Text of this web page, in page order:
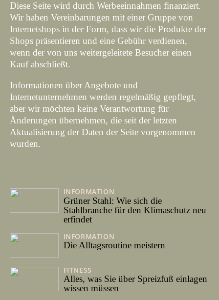
Diese Seite wird durch Werbeeinnahmen finanziert.
Wir haben Vereinbarungen mit einer Gruppe von
Internetshops in der Form, dass wir die Produkte der
Shops präsentieren und eine Gebühr verdienen,
wenn der von uns weitergeleitete Besucher einen
Kauf abschließt.
Informationen über Angebote und
Internetunternehmen werden regelmäßig gepflegt,
aber wir möchten keine Verantwortung für
Änderungen übernehmen, die seit der letzten
Aktualisierung der Daten der Seite vorgenommen
wurden.
INFORMATION
Grüner Stahl: Wie sich die
Stahlbranche für den Klimaschutz neu
erfindet
INFORMATION
Die Alltagsroutine meistern
FITNESS
Alles, was Sie über Spreizfuß einlagen
wissen müssen